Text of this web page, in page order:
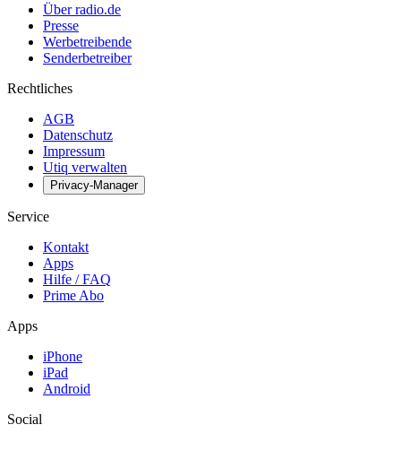
Über radio.de
Presse
Werbetreibende
Senderbetreiber
Rechtliches
AGB
Datenschutz
Impressum
Utiq verwalten
Privacy-Manager
Service
Kontakt
Apps
Hilfe / FAQ
Prime Abo
Apps
iPhone
iPad
Android
Social